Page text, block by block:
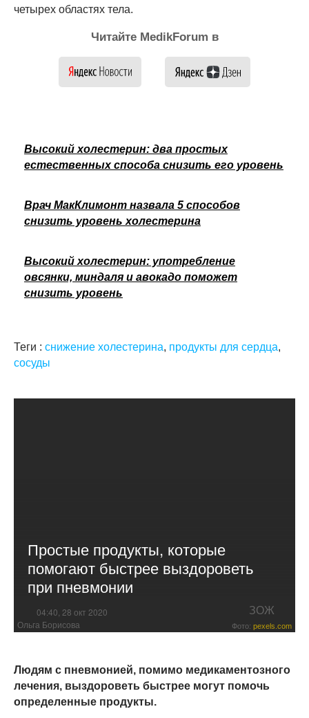
четырех областях тела.
Читайте MedikForum в
Высокий холестерин: два простых
естественных способа снизить его уровень
Врач МакКлимонт назвала 5 способов
снизить уровень холестерина
Высокий холестерин: употребление
овсянки, миндаля и авокадо поможет
снизить уровень
Теги : снижение холестерина, продукты для сердца,
сосуды
Простые продукты, которые
помогают быстрее выздороветь
при пневмонии
04:40, 28 окт 2020 ЗОЖ
Ольга Борисова Фото: pexels.com
Людям с пневмонией, помимо медикаментозного
лечения, выздороветь быстрее могут помочь
определенные продукты.